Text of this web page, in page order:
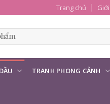
Trang chủ
TRANH PHONG CẢNH